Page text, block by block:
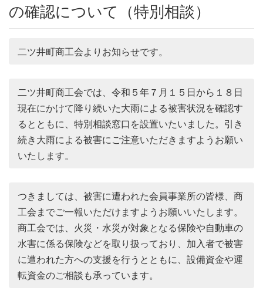
の確認について（特別相談）
二ツ井町商工会よりお知らせです。
二ツ井町商工会では、令和５年７月１５日から１８日
現在にかけて降り続いた大雨による被害状況を確認す
るとともに、特別相談窓口を設置いたいました。引き
続き大雨による被害にご注意いただきますようお願い
いたします。
つきましては、被害に遭われた会員事業所の皆様、商
工会までご一報いただけますようお願いいたします。
商工会では、火災・水災が対象となる保険や自動車の
水害に係る保険などを取り扱っており、加入者で被害
に遭われた方への支援を行うとともに、設備資金や運
転資金のご相談も承っています。